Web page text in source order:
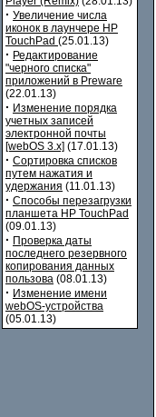
· Увеличение числа
иконок в лаунчере HP
TouchPad (25.01.13)
· Редактирование
"черного списка"
приложений в Preware
(22.01.13)
· Изменение порядка
учетных записей
электронной почты
[webOS 3.x] (17.01.13)
· Сортировка списков
путем нажатия и
удержания (11.01.13)
· Способы перезагрузки
планшета HP TouchPad
(09.01.13)
· Проверка даты
последнего резервного
копирования данных
пользова (08.01.13)
· Изменение имени
webOS-устройства
(05.01.13)